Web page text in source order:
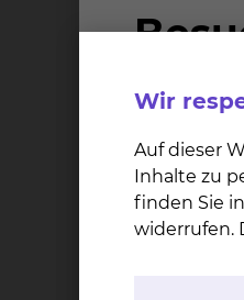
Dem Klinikum
das Sie mit einer
vertrauensvollen
Zu den
Wir
Auf dieser
Inhalte zu
finden Sie
widerrufen.